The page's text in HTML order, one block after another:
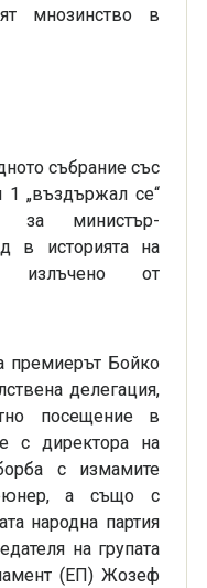
мнозинство в
събрание със
1 „въздържал се“
за министър-
в историята на
излъчено от
премиерът Бойко
делегация,
посещение в
с директора на
с измамите
а също с
народна партия
на групата
(ЕП) Жозеф